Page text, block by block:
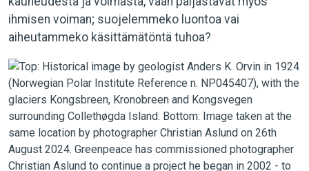
ihmisen voiman; suojelemmeko luontoa vai
aiheutammeko käsittämätöntä tuhoa?